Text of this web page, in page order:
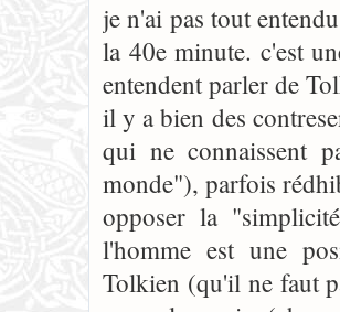
je n'ai pas tout
la 40e minute. c'est
entendent parler de
il y a bien des
qui ne connaissent
monde"), parfois
opposer la
l'homme est une
Tolkien (qu'il ne faut